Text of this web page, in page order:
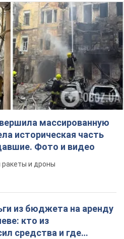
массированную
историческая часть
Фото и видео
ракеты и дроны
из бюджета на аренду
кто из
средства и где